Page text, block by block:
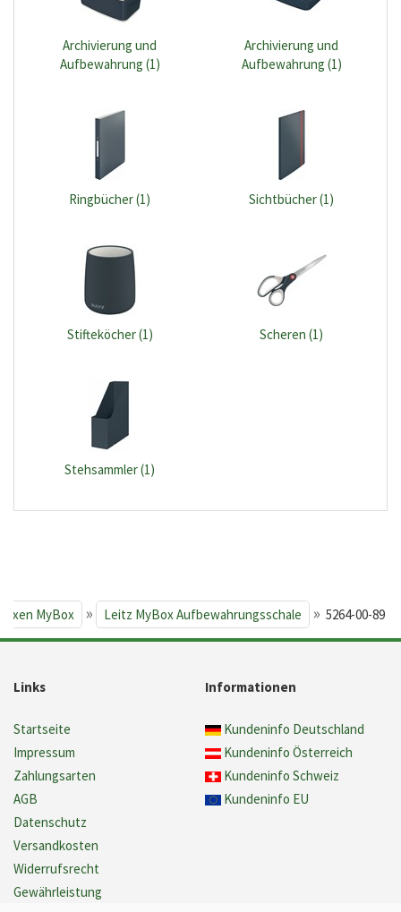
Archivierung und
Aufbewahrung (1)
Archivierung und
Aufbewahrung (1)
Ringbücher (1) Sichtbücher (1)
Stifteköcher (1) Scheren (1)
Stehsammler (1)
MyBox » Leitz MyBox Aufbewahrungsschale » 5264-00-89
Links
Startseite
Impressum
Zahlungsarten
AGB
Datenschutz
Versandkosten
Widerrufsrecht
Gewährleistung
Informationen
Kundeninfo Deutschland
Kundeninfo Österreich
Kundeninfo Schweiz
Kundeninfo EU